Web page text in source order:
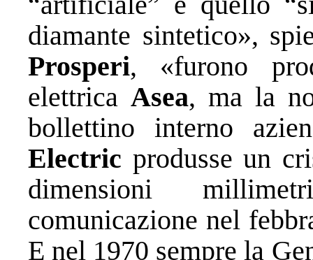
diamante sintetico»,
Prosperi, «furono
elettrica Asea, ma la
bollettino interno
Electric produsse un
dimensioni
comunicazione nel
E nel 1970 sempre la